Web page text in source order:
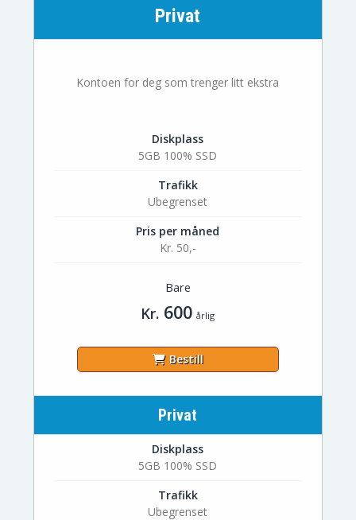
Privat
Kontoen for deg som trenger litt ekstra
Diskplass
5GB 100% SSD
Trafikk
Ubegrenset
Pris per måned
Kr. 50,-
Bare
Kr. 600 årlig
Bestill
Privat
Diskplass
5GB 100% SSD
Trafikk
Ubegrenset